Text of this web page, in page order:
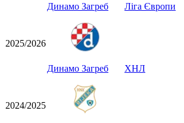
Динамо Загреб Ліга Європи
2025/2026
Динамо Загреб ХНЛ
2024/2025